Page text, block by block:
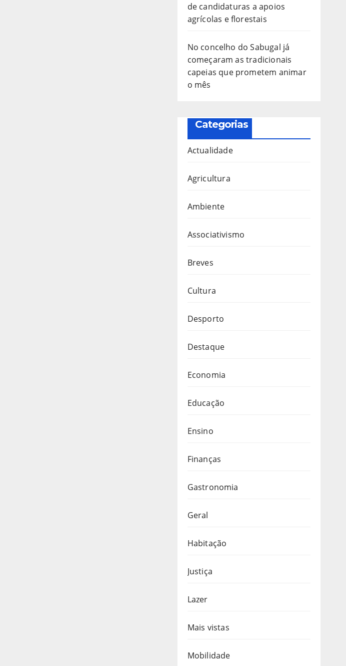
de candidaturas a apoios
agrícolas e florestais
No concelho do Sabugal já
começaram as tradicionais
capeias que prometem animar
o mês
Categorias
Actualidade
Agricultura
Ambiente
Associativismo
Breves
Cultura
Desporto
Destaque
Economia
Educação
Ensino
Finanças
Gastronomia
Geral
Habitação
Justiça
Lazer
Mais vistas
Mobilidade